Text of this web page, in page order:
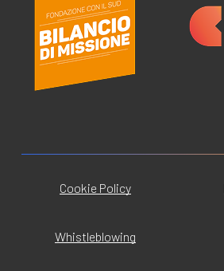
Cookie Policy
Whistleblowing